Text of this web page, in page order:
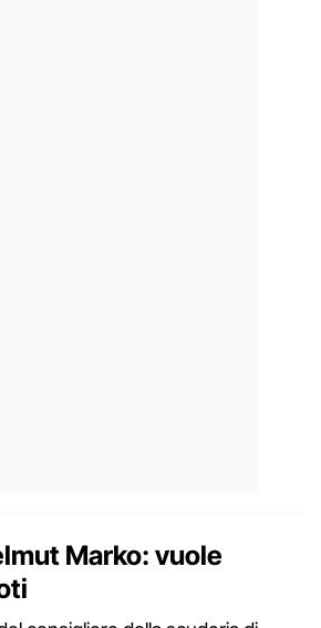
Marko: vuole